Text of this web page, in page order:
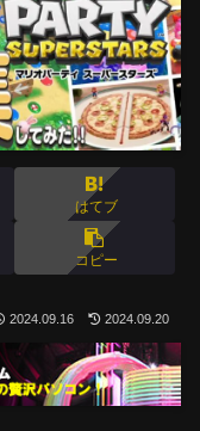
はてブ
コピー
2024.09.16 2024.09.20